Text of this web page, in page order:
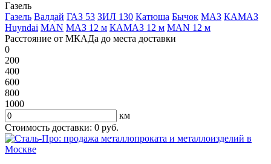
Газель
Газель Валдай ГАЗ 53 ЗИЛ 130 Катюша Бычок МАЗ КАМАЗ
Huyndai MAN МАЗ 12 м КАМАЗ 12 м MAN 12 м
Расстояние от МКАДа до места доставки
0
200
400
600
800
1000
км
Стоимость доставки: 0 руб.